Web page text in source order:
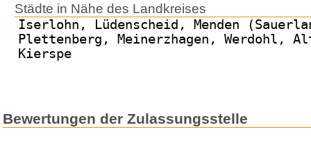
Städte in Nähe des Landkreises
Iserlohn, Lüdenscheid, Menden
Plettenberg, Meinerzhagen, Werdohl,
Kierspe
Bewertungen der Zulassungsstelle